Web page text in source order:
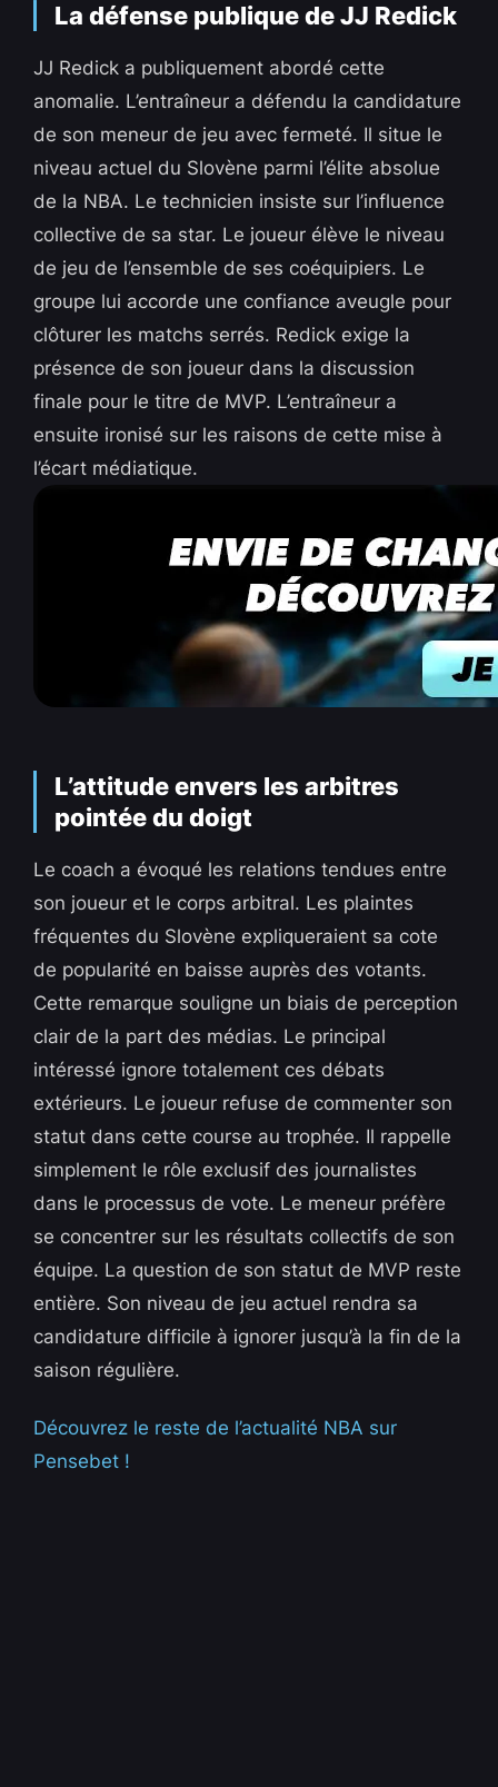
La défense publique de JJ Redick
JJ Redick a publiquement abordé cette
anomalie. L’entraîneur a défendu la candidature
de son meneur de jeu avec fermeté. Il situe le
niveau actuel du Slovène parmi l’élite absolue
de la NBA. Le technicien insiste sur l’influence
collective de sa star. Le joueur élève le niveau
de jeu de l’ensemble de ses coéquipiers. Le
groupe lui accorde une confiance aveugle pour
clôturer les matchs serrés. Redick exige la
présence de son joueur dans la discussion
finale pour le titre de MVP. L’entraîneur a
ensuite ironisé sur les raisons de cette mise à
l’écart médiatique.
L’attitude envers les arbitres
pointée du doigt
Le coach a évoqué les relations tendues entre
son joueur et le corps arbitral. Les plaintes
fréquentes du Slovène expliqueraient sa cote
de popularité en baisse auprès des votants.
Cette remarque souligne un biais de perception
clair de la part des médias. Le principal
intéressé ignore totalement ces débats
extérieurs. Le joueur refuse de commenter son
statut dans cette course au trophée. Il rappelle
simplement le rôle exclusif des journalistes
dans le processus de vote. Le meneur préfère
se concentrer sur les résultats collectifs de son
équipe. La question de son statut de MVP reste
entière. Son niveau de jeu actuel rendra sa
candidature difficile à ignorer jusqu’à la fin de la
saison régulière.
Découvrez le reste de l’actualité NBA sur
Pensebet !